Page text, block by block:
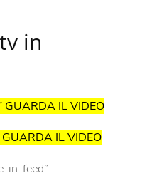
in
GUARDA IL VIDEO
IL VIDEO
in-feed”]